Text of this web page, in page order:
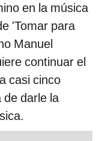
en la música
'Tomar para
Manuel
continuar el
casi cinco
de darle la